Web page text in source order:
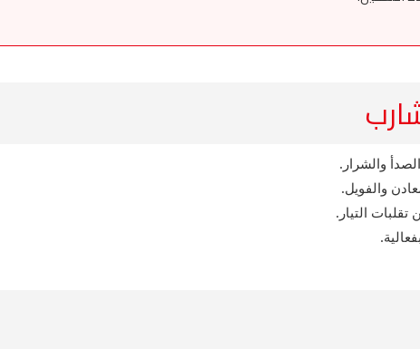
والشرار.
والفويل.
التيار.